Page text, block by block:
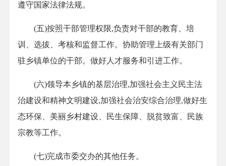
遵守国家法律法规。
(五)按照干部管理权限,负责对干部的教育、培
训、选拔、考核和监督工作。协助管理上级有关部门
驻乡镇单位的干部。做好人才服务和引进工作。
(六)领导本乡镇的基层治理,加强社会主义民主法
治建设和精神文明建设,加强社会治安综合治理,做好生
态环保、美丽乡村建设、民生保障、脱贫致富、民族
宗教等工作。
(七)完成市委交办的其他任务。